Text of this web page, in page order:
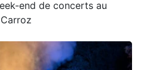
end de concerts au